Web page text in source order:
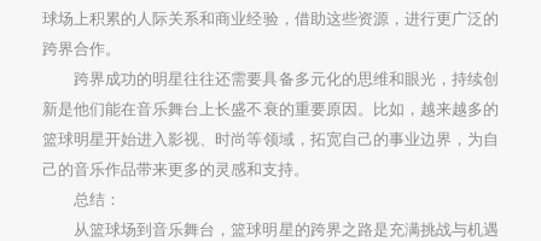
球场上积累的人际关系和商业经验，借助这些资源，进行更广泛的
跨界合作。
跨界成功的明星往往还需要具备多元化的思维和眼光，持续创
新是他们能在音乐舞台上长盛不衰的重要原因。比如，越来越多的
篮球明星开始进入影视、时尚等领域，拓宽自己的事业边界，为自
己的音乐作品带来更多的灵感和支持。
总结：
从篮球场到音乐舞台，篮球明星的跨界之路是充满挑战与机遇